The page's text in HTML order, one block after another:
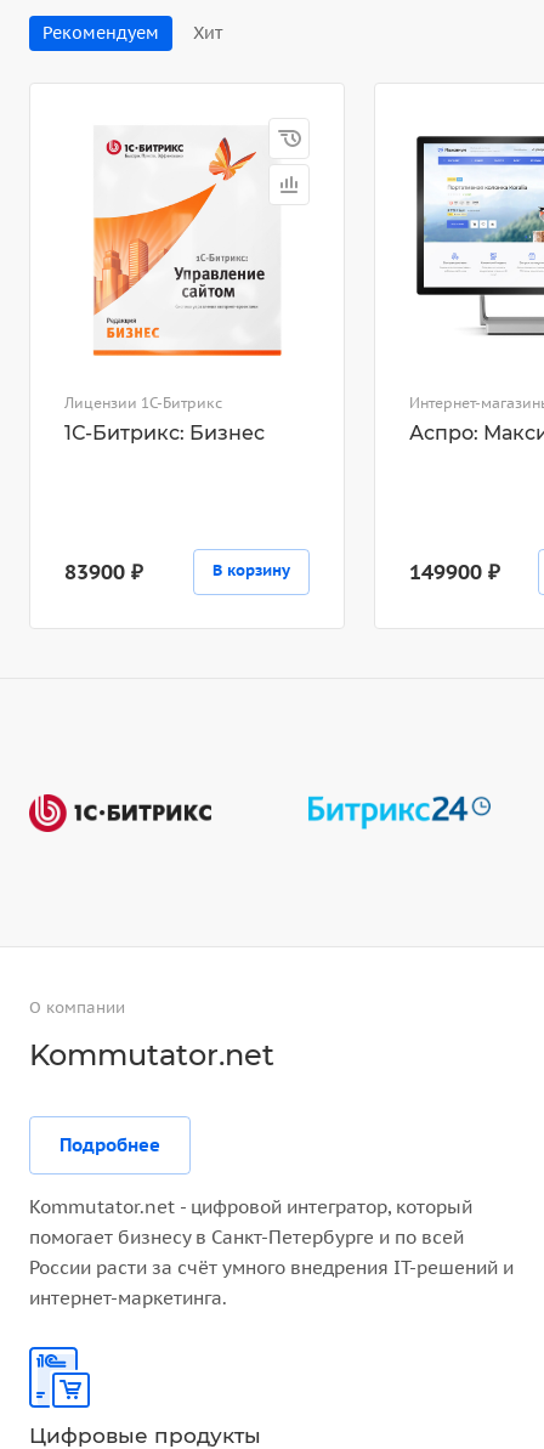
Рекомендуем Хит
Лицензии 1С-Битрикс
1С-Битрикс: Бизнес
83900 ₽ В корзину
Интернет-
Аспро:
149900 ₽
О компании
Kommutator.net
Подробнее
Kommutator.net - цифровой интегратор, который
помогает бизнесу в Санкт-Петербурге и по всей
России расти за счёт умного внедрения IT-решений и
интернет-маркетинга.
Цифровые продукты